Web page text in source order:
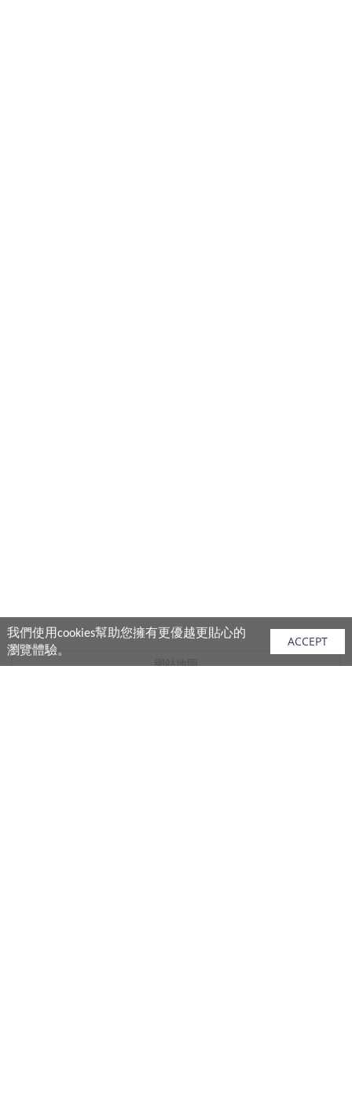
網站地圖
我們使用cookies幫助您擁有更優越更貼心的
瀏覽體驗。
ACCEPT